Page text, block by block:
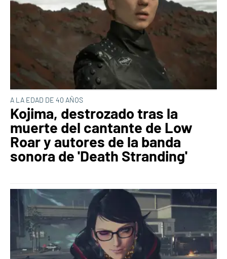
A LA EDAD DE 40 AÑOS
Kojima, destrozado tras la
muerte del cantante de Low
Roar y autores de la banda
sonora de 'Death Stranding'